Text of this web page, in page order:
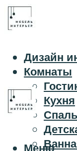
Дизайн
Комнаты
Кухня
Меню